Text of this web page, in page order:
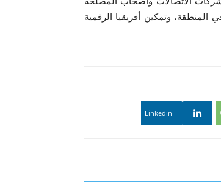
وتمكين أفريقيا الرقمية
Linkedin